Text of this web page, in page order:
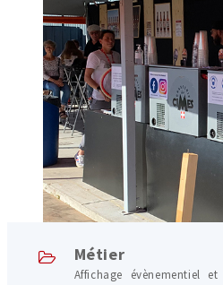
Métier
Affichage évènementiel et